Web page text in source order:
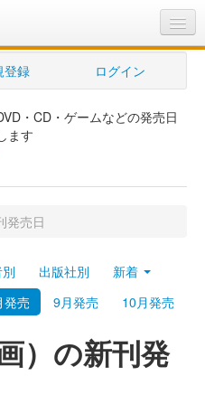
登録 ログイン
・CD・ゲームなどの発売日
ます
発売日
出版社別
新着
発売 9月発売 10月発売
）の新刊発